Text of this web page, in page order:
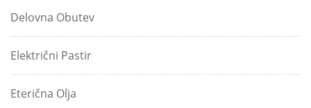
Delovna Obutev
Električni Pastir
Eterična Olja